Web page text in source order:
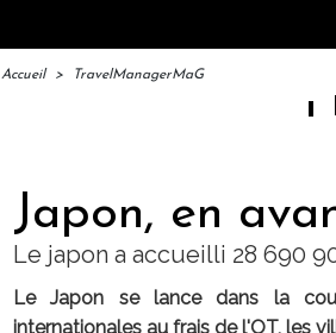
Accueil > TravelManagerMaG
IFTM :
Japon, en
Le japon a accueilli 28 690
Le Japon se lance dans la
internationales au frais de l'OT, les